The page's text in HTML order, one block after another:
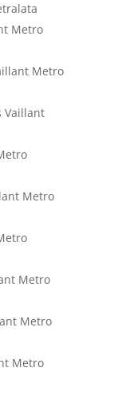
Metro
Metro
Vaillant
Metro
Metro
Metro
Metro